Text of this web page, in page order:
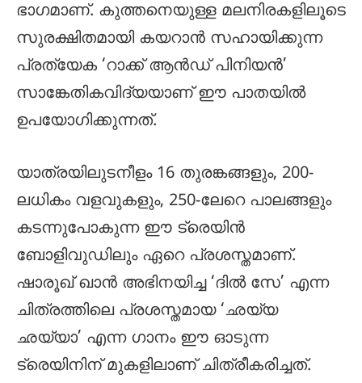
ഭാഗമാണ്. കുത്തനെയുള്ള മലനിരകളിലൂടെ
സുരക്ഷിതമായി കയറാൻ സഹായിക്കുന്ന
പ്രത്യേക ‘റാക്ക് ആൻഡ് പിനിയൻ’
സാങ്കേതികവിദ്യയാണ് ഈ പാതയിൽ
ഉപയോഗിക്കുന്നത്.
യാത്രയിലുടനീളം 16 തുരങ്കങ്ങളും, 200-
ലധികം വളവുകളും, 250-ലേറെ പാലങ്ങളും
കടന്നുപോകുന്ന ഈ ട്രെയിൻ
ബോളിവുഡിലും ഏറെ പ്രശസ്തമാണ്.
ഷാരൂഖ് ഖാൻ അഭിനയിച്ച ‘ദിൽ സേ’ എന്ന
ചിത്രത്തിലെ പ്രശസ്തമായ ‘ഛയ്യ
ഛയ്യാ’ എന്ന ഗാനം ഈ ഓടുന്ന
ട്രെയിനിന് മുകളിലാണ് ചിത്രീകരിച്ചത്.